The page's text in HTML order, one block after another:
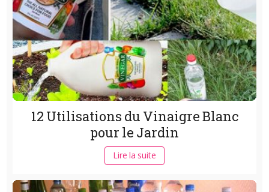
12 Utilisations du Vinaigre Blanc
pour le Jardin
Lire la suite